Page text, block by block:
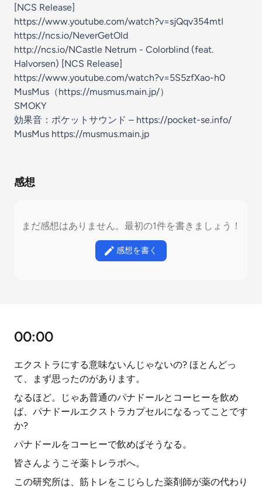
[NCS Release]
https://www.youtube.com/watch?v=sjQqv354mtI
https://ncs.io/NeverGetOld
http://ncs.io/NCastle Netrum - Colorblind (feat.
Halvorsen) [NCS Release]
https://www.youtube.com/watch?v=5S5zfXao-h0
MusMus（https://musmus.main.jp/）
SMOKY
効果音：ポケットサウンド – https://pocket-se.info/
MusMus https://musmus.main.jp
感想
まだ感想はありません。最初の1件を書きましょう！
感想を書く
00:00
エクストラにする意味ないんじゃないの? ほとんどっ
て、まず思ったのがあります。
なるほど。じゃあ普通のパナドールとコーヒーを飲め
ば、パナドールエクストラカプセルになるってことです
か?
パナドールをコーヒーで飲めばそうなる。
皆さんようこそ薬トレラボへ。
この研究所は、筋トレをこじらした薬剤師が薬の代わり